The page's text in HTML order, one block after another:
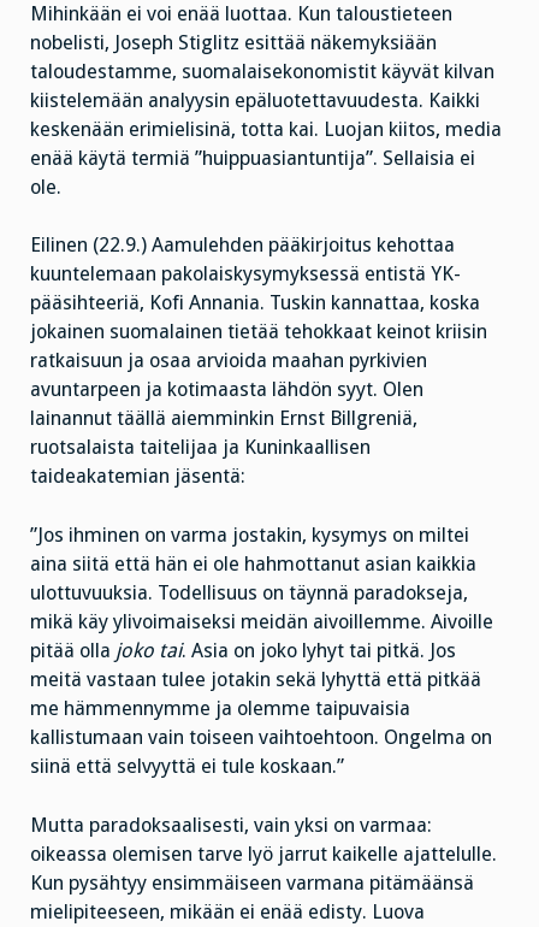
Mihinkään ei voi enää luottaa. Kun taloustieteen
nobelisti, Joseph Stiglitz esittää näkemyksiään
taloudestamme, suomalaisekonomistit käyvät kilvan
kiistelemään analyysin epäluotettavuudesta. Kaikki
keskenään erimielisinä, totta kai. Luojan kiitos, media
enää käytä termiä ”huippuasiantuntija”. Sellaisia ei
ole.
Eilinen (22.9.) Aamulehden pääkirjoitus kehottaa
kuuntelemaan pakolaiskysymyksessä entistä YK-
pääsihteeriä, Kofi Annania. Tuskin kannattaa, koska
jokainen suomalainen tietää tehokkaat keinot kriisin
ratkaisuun ja osaa arvioida maahan pyrkivien
avuntarpeen ja kotimaasta lähdön syyt. Olen
lainannut täällä aiemminkin Ernst Billgreniä,
ruotsalaista taitelijaa ja Kuninkaallisen
taideakatemian jäsentä:
”Jos ihminen on varma jostakin, kysymys on miltei
aina siitä että hän ei ole hahmottanut asian kaikkia
ulottuvuuksia. Todellisuus on täynnä paradokseja,
mikä käy ylivoimaiseksi meidän aivoillemme. Aivoille
pitää olla joko tai. Asia on joko lyhyt tai pitkä. Jos
meitä vastaan tulee jotakin sekä lyhyttä että pitkää
me hämmennymme ja olemme taipuvaisia
kallistumaan vain toiseen vaihtoehtoon. Ongelma on
siinä että selvyyttä ei tule koskaan.”
Mutta paradoksaalisesti, vain yksi on varmaa:
oikeassa olemisen tarve lyö jarrut kaikelle ajattelulle.
Kun pysähtyy ensimmäiseen varmana pitämäänsä
mielipiteeseen, mikään ei enää edisty. Luova